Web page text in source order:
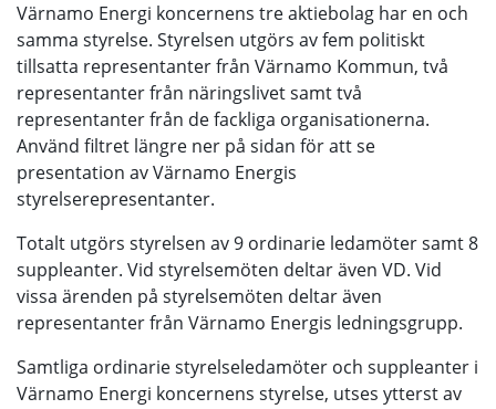
Värnamo Energi koncernens tre aktiebolag har en och
samma styrelse. Styrelsen utgörs av fem politiskt
tillsatta representanter från Värnamo Kommun, två
representanter från näringslivet samt två
representanter från de fackliga organisationerna.
Använd filtret längre ner på sidan för att se
presentation av Värnamo Energis
styrelserepresentanter.
Totalt utgörs styrelsen av 9 ordinarie ledamöter samt 8
suppleanter. Vid styrelsemöten deltar även VD. Vid
vissa ärenden på styrelsemöten deltar även
representanter från Värnamo Energis ledningsgrupp.
Samtliga ordinarie styrelseledamöter och suppleanter i
Värnamo Energi koncernens styrelse, utses ytterst av